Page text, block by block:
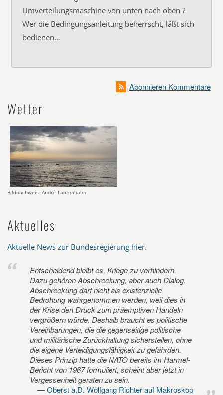
Umverteilungsmaschine von unten nach oben ?
Wer die Bedingungsanleitung beherrscht, läßt sich
bedienen…
Abonnieren Kommentare
Wetter
Bildnachweis: André Tautenhahn
Aktuelles
Aktuelle News zur Bundesregierung hier.
Entscheidend bleibt es, Kriege zu verhindern.
Dazu gehören Abschreckung, aber auch Dialog.
Abschreckung darf nicht als existenzielle
Bedrohung wahrgenommen werden, weil dies in
der Krise den Druck zum präemptiven Handeln
vergrößern würde. Deshalb braucht es politische
Vereinbarungen, die die gegenseitige politische
und militärische Zurückhaltung sicherstellen, ohne
die eigene Verteidigungsfähigkeit zu gefährden.
Dieses Prinzip hatte die NATO bereits im Harmel-
Bericht von 1967 formuliert, scheint aber jetzt in
Vergessenheit geraten zu sein.
Oberst a.D. Wolfgang Richter auf Makroskop